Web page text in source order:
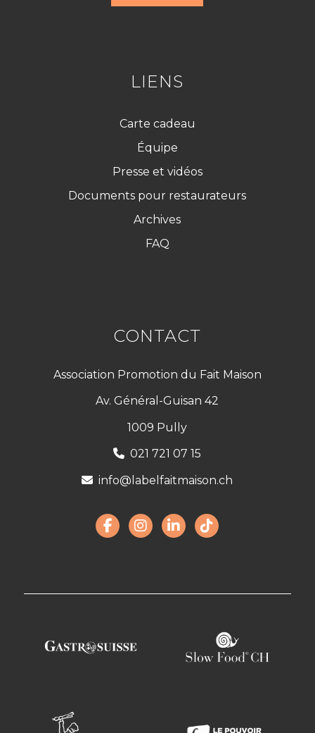
LIENS
Carte cadeau
Équipe
Presse et vidéos
Documents pour restaurateurs
Archives
FAQ
CONTACT
Association Promotion du Fait Maison
Av. Général-Guisan 42
1009 Pully
021 721 07 15
info@labelfaitmaison.ch